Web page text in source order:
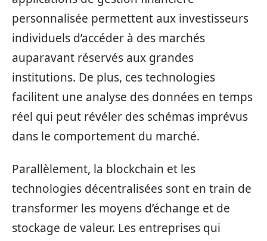
personnalisée permettent aux investisseurs
individuels d’accéder à des marchés
auparavant réservés aux grandes
institutions. De plus, ces technologies
facilitent une analyse des données en temps
réel qui peut révéler des schémas imprévus
dans le comportement du marché.
Parallèlement, la blockchain et les
technologies décentralisées sont en train de
transformer les moyens d’échange et de
stockage de valeur. Les entreprises qui